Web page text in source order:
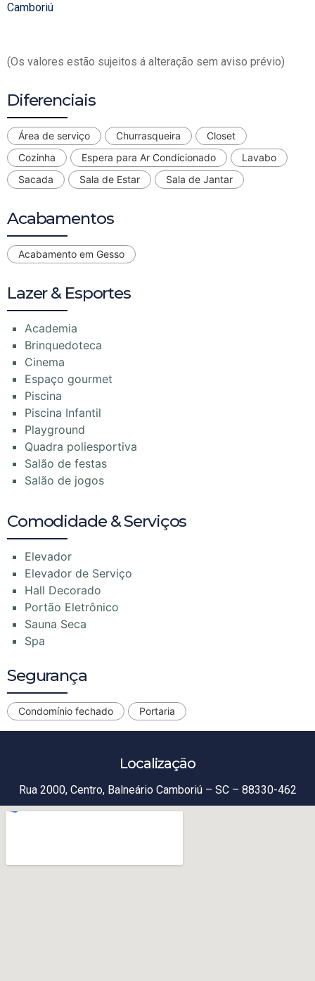
Camboriú
(Os valores estão sujeitos á alteração sem aviso prévio)
Diferenciais
Área de serviço Churrasqueira
Closet
Cozinha
Espera para Ar Condicionado
Lavabo
Sacada
Sala de Estar Sala de Jantar
Acabamentos
Acabamento em Gesso
Lazer & Esportes
Academia
Brinquedoteca
Cinema
Espaço gourmet
Piscina
Piscina Infantil
Playground
Quadra poliesportiva
Salão de festas
Salão de jogos
Comodidade & Serviços
Elevador
Elevador de Serviço
Hall Decorado
Portão Eletrônico
Sauna Seca
Spa
Segurança
Condomínio fechado Portaria
Localização
Rua 2000, Centro, Balneário Camboriú – SC – 88330-462